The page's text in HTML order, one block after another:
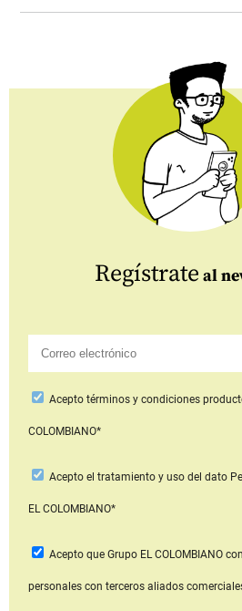
Regístrate al
Aceptotérminos y condiciones
COLOMBIANO*
Acepto el tratamiento y uso del dato
EL COLOMBIANO*
Acepto que Grupo EL COLOMBIANO
personales con terceros aliados